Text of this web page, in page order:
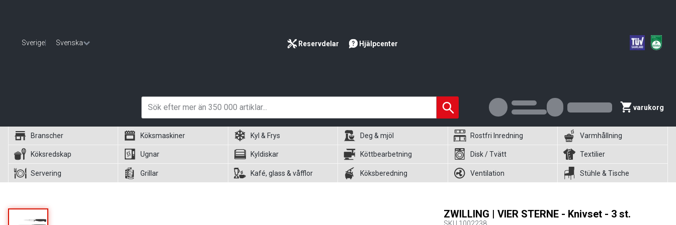
Sverige Svenska Reservdelar Hjälpcenter
varukorg
Branscher Köksmaskiner Kyl & Frys Deg & mjöl Rostfri Inredning Varmhållning
Köksredskap Ugnar Kyldiskar Köttbearbetning Disk / Tvätt Textilier
Servering Grillar Kafé, glass & våfflor Köksberedning Ventilation Stühle & Tische
ZWILLING | VIER STERNE - Knivset - 3 st.